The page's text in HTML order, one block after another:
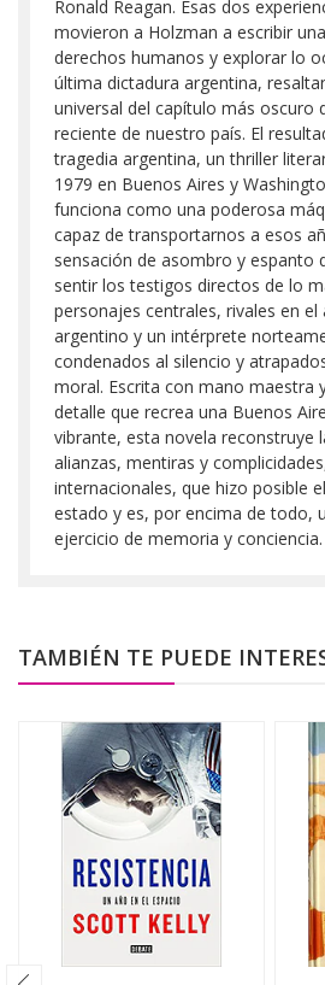
Ronald Reagan. Esas dos
movieron a Holzman a escribir
derechos humanos y explorar lo
última dictadura argentina,
universal del capítulo más oscuro
reciente de nuestro país. El
tragedia argentina, un thriller
1979 en Buenos Aires y
funciona como una poderosa
capaz de transportarnos a esos
sensación de asombro y espanto
sentir los testigos directos de lo
personajes centrales, rivales en
argentino y un intérprete
condenados al silencio y
moral. Escrita con mano maestra
detalle que recrea una Buenos
vibrante, esta novela reconstruye
alianzas, mentiras y
internacionales, que hizo posible
estado y es, por encima de todo,
ejercicio de memoria y conciencia.
TAMBIÉN TE PUEDE